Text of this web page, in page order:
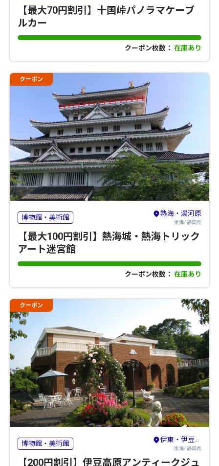
【最大70円割引】十国峠パノラマケーブ
ルカー
クーポン枚数： 在庫あり
クーポン
博物館・美術館 熱海・湯河原
東海/ 静岡県
【最大100円割引】熱海城・熱海トリック
アート迷宮館
クーポン枚数： 在庫あり
クーポン
博物館・美術館 伊東・伊豆高原・宇佐美
東海/ 静岡県
【200円割引】伊豆高原アンティークジュ